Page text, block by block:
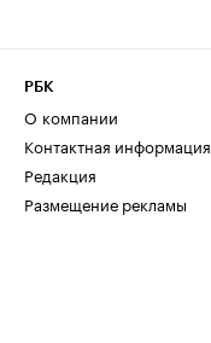
РБК
О компании
Контактная информация
Редакция
Размещение рекламы